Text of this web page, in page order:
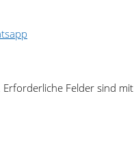
Erforderliche Felder sind mit